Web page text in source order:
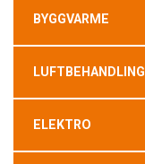
BYGGVARME
LUFTBEHANDLING
ELEKTRO